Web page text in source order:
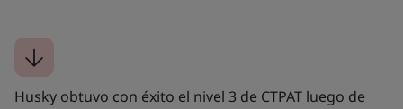
Husky obtuvo con éxito el nivel 3 de CTPAT luego de